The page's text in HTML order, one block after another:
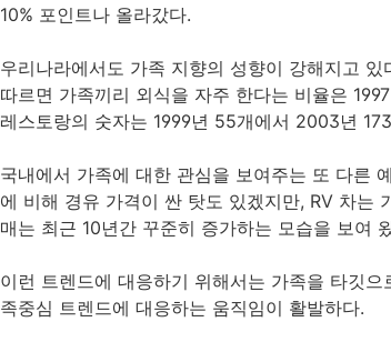
10% 포인트나 올라갔다.
우리나라에서도 가족 지향의 성향이 강해지고
따르면 가족끼리 외식을 자주 한다는 비율은
레스토랑의 숫자는 1999년 55개에서 2003년
국내에서 가족에 대한 관심을 보여주는 또 다른
에 비해 경유 가격이 싼 탓도 있겠지만, RV 차는
매는 최근 10년간 꾸준히 증가하는 모습을 보여
이런 트렌드에 대응하기 위해서는 가족을 타깃
족중심 트렌드에 대응하는 움직임이 활발하다.